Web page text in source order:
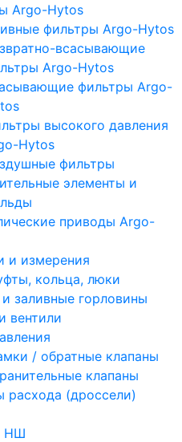
Argo-Hytos
фильтры Argo-Hytos
всасывающие
Argo-Hytos
фильтры Argo-
высокого давления
Hytos
фильтры
элементы и
приводы Argo-
и измерения
кольца, люки
заливные горловины
вентили
/ обратные клапаны
клапаны
расхода (дроссели)
НШ